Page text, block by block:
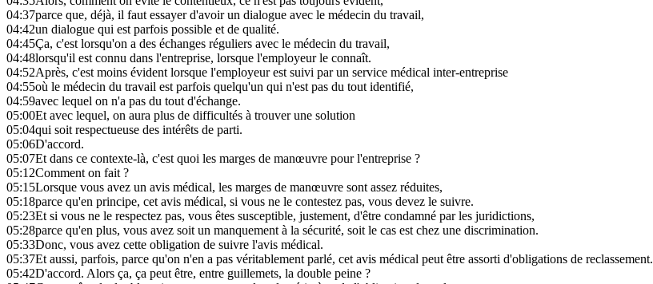
04:37parce que, déjà, il faut essayer d'avoir un dialogue avec le médecin du travail,
04:42un dialogue qui est parfois possible et de qualité.
04:45Ça, c'est lorsqu'on a des échanges réguliers avec le médecin du travail,
04:48lorsqu'il est connu dans l'entreprise, lorsque l'employeur le connaît.
04:52Après, c'est moins évident lorsque l'employeur est suivi par un service médical inter-entreprise
04:55où le médecin du travail est parfois quelqu'un qui n'est pas du tout identifié,
04:59avec lequel on n'a pas du tout d'échange.
05:00Et avec lequel, on aura plus de difficultés à trouver une solution
05:04qui soit respectueuse des intérêts de parti.
05:06D'accord.
05:07Et dans ce contexte-là, c'est quoi les marges de manœuvre pour l'entreprise ?
05:12Comment on fait ?
05:15Lorsque vous avez un avis médical, les marges de manœuvre sont assez réduites,
05:18parce qu'en principe, cet avis médical, si vous ne le contestez pas, vous devez le suivre.
05:23Et si vous ne le respectez pas, vous êtes susceptible, justement, d'être condamné par les juridictions,
05:28parce qu'en plus, vous avez soit un manquement à la sécurité, soit le cas est chez une discrimination.
05:33Donc, vous avez cette obligation de suivre l'avis médical.
05:37Et aussi, parfois, parce qu'on n'en a pas véritablement parlé, cet avis médical peut être assorti d'obligations de reclassement.
05:42D'accord. Alors ça, ça peut être, entre guillemets, la double peine ?